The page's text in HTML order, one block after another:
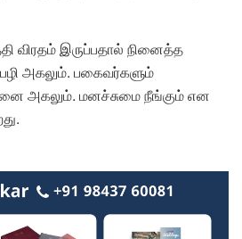
விரதம் இருப்பதால் நினைத்த
அகலும். பகைவர்களும்
அகலும். மனச்சுமை நீங்கும் என